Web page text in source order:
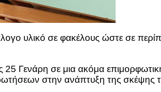
υλικό σε φακέλους ώστε σε
25 Γενάρη σε μια ακόμα
στην ανάπτυξη της σκέψης